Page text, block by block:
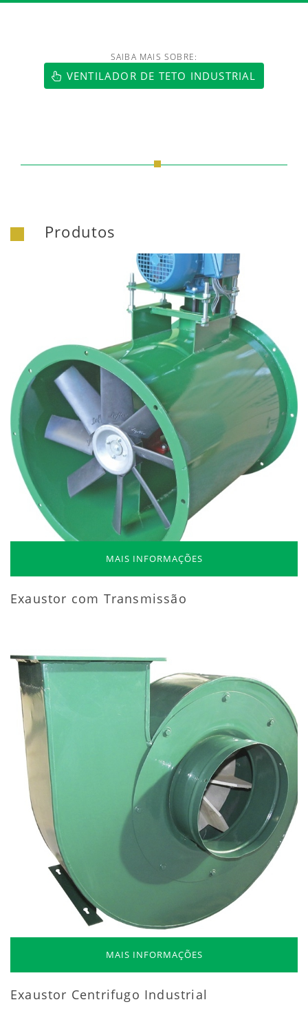
https://www.luftmaxi.com.br/
SAIBA MAIS SOBRE:
VENTILADOR DE TETO INDUSTRIAL
Produtos
MAIS INFORMAÇÕES
Exaustor com Transmissão
MAIS INFORMAÇÕES
Exaustor Centrifugo Industrial